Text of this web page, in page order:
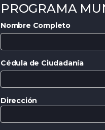
PROGRAMA
Nombre Completo
Cédula de Ciudadanía
Dirección